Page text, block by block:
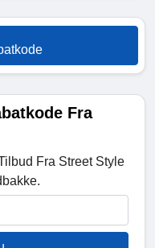
Fra
Fra Street Style